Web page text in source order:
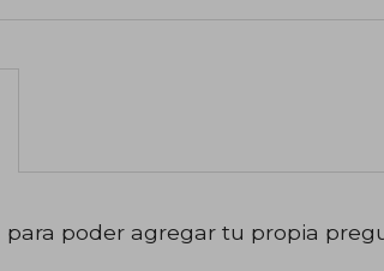
para poder agregar tu propia